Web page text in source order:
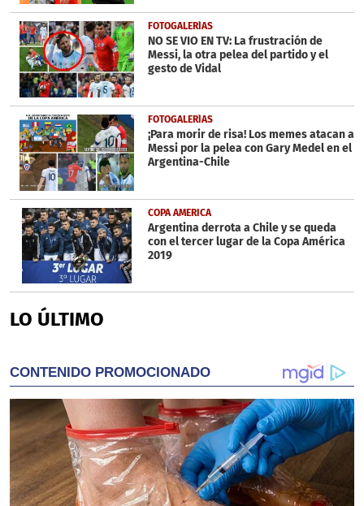
FOTOGALERÍAS
NO SE VIO EN TV: La frustración de
Messi, la otra pelea del partido y el
gesto de Vidal
FOTOGALERÍAS
¡Para morir de risa! Los memes atacan a
Messi por la pelea con Gary Medel en el
Argentina-Chile
COPA AMERICA
Argentina derrota a Chile y se queda
con el tercer lugar de la Copa América
2019
LO ÚLTIMO